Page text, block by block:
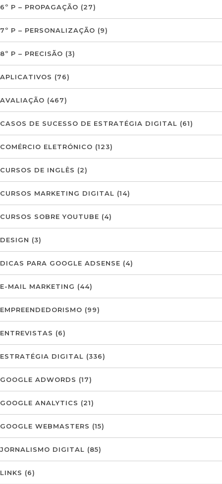
6º P – PROPAGAÇÃO (27)
7º P – PERSONALIZAÇÃO (9)
8º P – PRECISÃO (3)
APLICATIVOS (76)
AVALIAÇÃO (467)
CASOS DE SUCESSO DE ESTRATÉGIA DIGITAL (61)
COMÉRCIO ELETRÓNICO (123)
CURSOS DE INGLÊS (2)
CURSOS MARKETING DIGITAL (14)
CURSOS SOBRE YOUTUBE (4)
DESIGN (3)
DICAS PARA GOOGLE ADSENSE (4)
E-MAIL MARKETING (44)
EMPREENDEDORISMO (99)
ENTREVISTAS (6)
ESTRATÉGIA DIGITAL (336)
GOOGLE ADWORDS (17)
GOOGLE ANALYTICS (21)
GOOGLE WEBMASTERS (15)
JORNALISMO DIGITAL (85)
LINKS (6)